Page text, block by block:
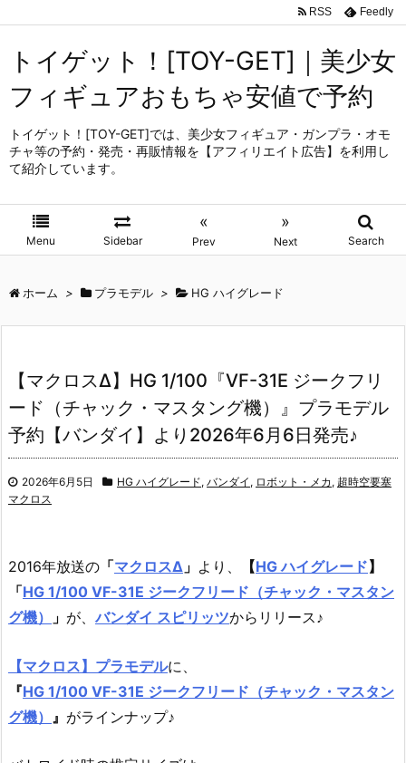
トイゲット！[TOY-GET]｜美少女
フィギュアおもちゃ安値で予約
トイゲット！[TOY-GET]では、美少女フィギュア・ガンプラ・オモ
チャ等の予約・発売・再販情報を【アフィリエイト広告】を利用し
て紹介しています。
Menu Sidebar
«
Prev
»
Next Search
RSS Feedly
ホーム > プラモデル > HG ハイグレード
【マクロスΔ】HG 1/100『VF-31E ジークフリ
ード（チャック・マスタング機）』プラモデル
予約【バンダイ】より2026年6月6日発売♪
2026年6月5日 HG ハイグレード, バンダイ , ロボット・メカ , 超時空要塞
マクロス
2016年放送の 「マクロスΔ 」 より、 【HG ハイグレード】
「HG 1/100 VF-31E ジークフリード（チャック・マスタン
グ機）
」 が、バンダイ スピリッツからリリース♪
【マクロス】プラモデルに、
『HG 1/100 VF-31E ジークフリード（チャック・マスタン
グ機）
』 がラインナップ♪